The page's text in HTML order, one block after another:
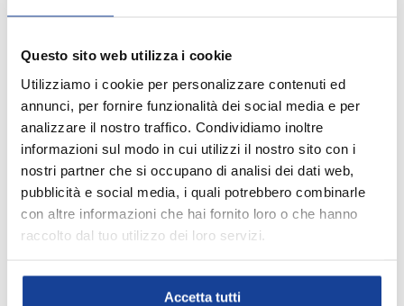
Questo sito web utilizza i cookie
Utilizziamo i cookie per personalizzare contenuti ed
annunci, per fornire funzionalità dei social media e per
analizzare il nostro traffico. Condividiamo inoltre
informazioni sul modo in cui utilizzi il nostro sito con i
nostri partner che si occupano di analisi dei dati web,
pubblicità e social media, i quali potrebbero combinarle
con altre informazioni che hai fornito loro o che hanno
raccolto dal tuo utilizzo dei loro servizi.
Accetta tutti
Aggiungi ai Preferiti
Spedizione e consegna
DESCRIZIONE
comodità e libertà di movimento. Il comfort e la